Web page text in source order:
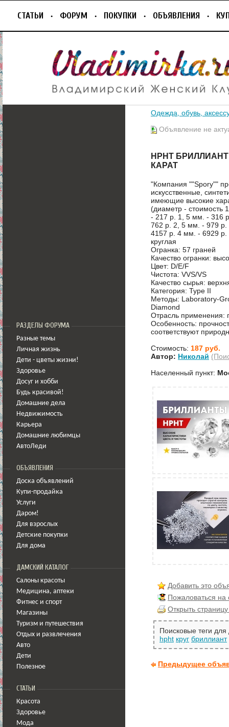
СТАТЬИ ФОРУМ ПОКУПКИ ОБЪЯВЛЕНИЯ
РАЗДЕЛЫ ФОРУМА
Разные темы
Личная жизнь
Дети - цветы жизни!
Здоровье
Досуг и хобби
Будь красивой!
Домашние дела
Недвижимость
Карьера
Домашние любимцы
АвтоЛеди
ОБЪЯВЛЕНИЯ
Доска объявлений
Купи-продайка
Услуги
Даром!
Для взрослых
Детские покупки
Для дома
ДАМСКИЙ КАТАЛОГ
Салоны красоты
Медицина, аптеки
Фитнес и спорт
Магазины
Туризм и путешествия
Отдых и развлечения
Авто
Дети
Полезное
СТАТЬИ
Красота
Здоровье
Мода
Одежда, обувь,
Объявление не
HPHT
КАРАТ
"Компания ""Spory""
искусственные,
имеющие высокие
(диаметр -
- 217 р. 1, 5 мм. - 316
762 р. 2, 5 мм. - 979
4157 р. 4 мм. - 6929
круглая
Огранка: 57 граней
Качество огранки:
Цвет: D/E/F
Чистота: VVS/VS
Качество сырья:
Категория: Type II
Методы: Laboratory-
Diamond
Отрасль применения:
Особенность:
соответствуют
Стоимость: 187 руб.
Автор: Николай
Населенный пункт:
Добавить это
Пожаловаться
Открыть
Поисковые теги
hpht круг бриллиант
Предыдущее